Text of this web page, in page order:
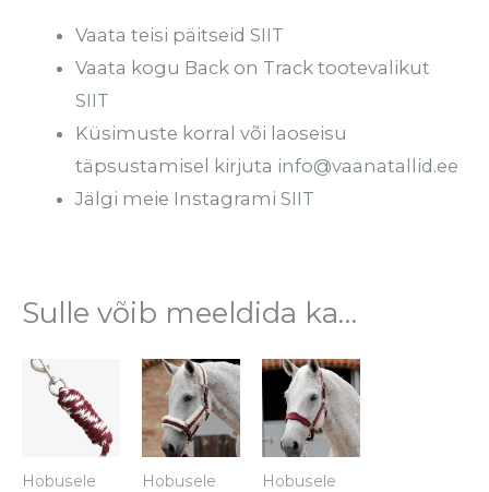
Vaata teisi päitseidSIIT
Vaata kogu Back on Track tootevalikut
SIIT
Küsimuste korral või laoseisu
täpsustamisel kirjuta info@vaanatallid.ee
Jälgi meie InstagramiSIIT
Sulle võib meeldida ka…
Hobusele Hobusele
Sellel
tootel
on
mitu
Hobusele
Sellel
tootel
on
mitu